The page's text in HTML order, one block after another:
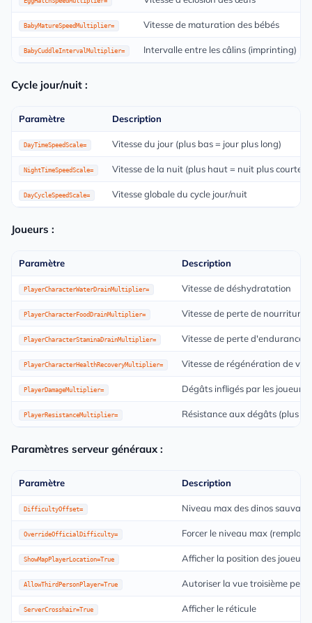
BabyMatureSpeedMultiplier= Vitesse de maturation des bébés
BabyCuddleIntervalMultiplier= Intervalle entre les câlins (imprinting)
Cycle jour/nuit :
Paramètre Description
DayTimeSpeedScale= Vitesse du jour (plus bas = jour plus long)
NightTimeSpeedScale= Vitesse de la nuit (plus haut = nuit plus courte)
DayCycleSpeedScale= Vitesse globale du cycle jour/nuit
Joueurs :
Paramètre Description
PlayerCharacterWaterDrainMultiplier= Vitesse de déshydratation
PlayerCharacterFoodDrainMultiplier= Vitesse de perte de nourriture
PlayerCharacterStaminaDrainMultiplier= Vitesse de perte d'endurance
PlayerCharacterHealthRecoveryMultiplier= Vitesse de régénération de vie
PlayerDamageMultiplier= Dégâts infligés par les joueurs
PlayerResistanceMultiplier= Résistance aux dégâts (plus
Paramètres serveur généraux :
Paramètre Description
DifficultyOffset= Niveau max des dinos
OverrideOfficialDifficulty= Forcer le niveau max
ShowMapPlayerLocation=True Afficher la position des joueurs
AllowThirdPersonPlayer=True Autoriser la vue troisième
ServerCrosshair=True Afficher le réticule